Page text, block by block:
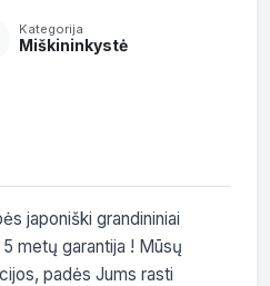
Kategorija
Miškininkystė
japoniški grandininiai
metų garantija ! Mūsų
padės Jums rasti